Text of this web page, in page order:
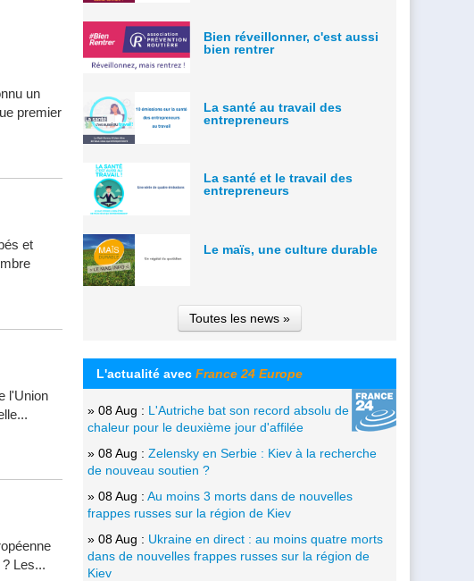
un
premier
et
l'Union
Les...
Bien réveillonner, c'est aussi
bien rentrer
La santé au travail des
entrepreneurs
La santé et le travail des
entrepreneurs
Le maïs, une culture durable
Toutes les news »
L'actualité avec France 24 Europe
» 08 Aug : L'Autriche bat son record absolu de
chaleur pour le deuxième jour d'affilée
» 08 Aug : Zelensky en Serbie : Kiev à la recherche
de nouveau soutien ?
» 08 Aug : Au moins 3 morts dans de nouvelles
frappes russes sur la région de Kiev
» 08 Aug : Ukraine en direct : au moins quatre morts
dans de nouvelles frappes russes sur la région de
Kiev